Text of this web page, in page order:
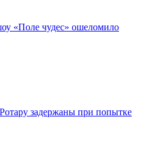
«Поле чудес» ошеломило
задержаны при попытке